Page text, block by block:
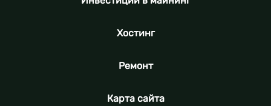
Хостинг
Ремонт
Карта сайта